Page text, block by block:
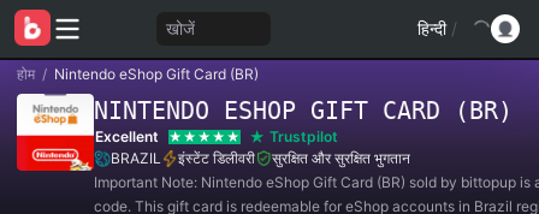
खोजें हिन्दी /
होम / Nintendo eShop Gift Card (BR)
NINTENDO ESHOP GIFT CARD (BR)
Excellent
Trustpilot
BRAZIL
इंस्टेंट डिलीवरी
सुरक्षित और सुरक्षित भुगतान
Important Note: Nintendo eShop Gift Card (BR) sold by bittopup is
code. This gift card is redeemable for eShop accounts in Brazil